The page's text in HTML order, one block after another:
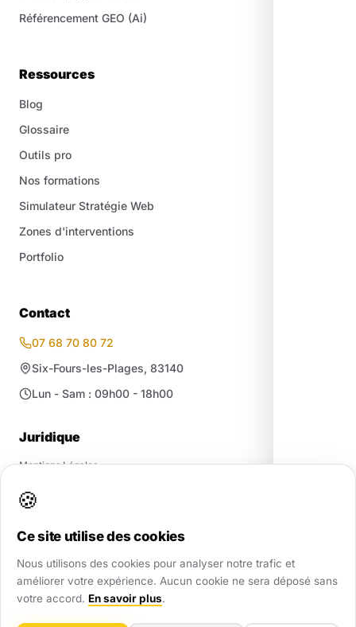
Référencement GEO (Ai)
Ressources
Blog
Glossaire
Outils pro
Nos formations
Simulateur Stratégie Web
Zones d'interventions
Portfolio
Contact
07 68 70 80 72
Six-Fours-les-Plages, 83140
Lun - Sam : 09h00 - 18h00
Juridique
Mentions Légales
CGV
Plan du site
© 2026 Agence Web Local. Tous droits réservés.
🍪
Ce site utilise des cookies
Nous utilisons des cookies pour analyser notre trafic et
améliorer votre expérience. Aucun cookie ne sera déposé sans
votre accord. En savoir plus.